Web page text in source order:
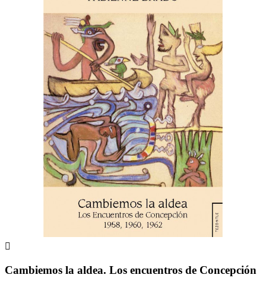

Cambiemos la aldea. Los encuentros de Concepción